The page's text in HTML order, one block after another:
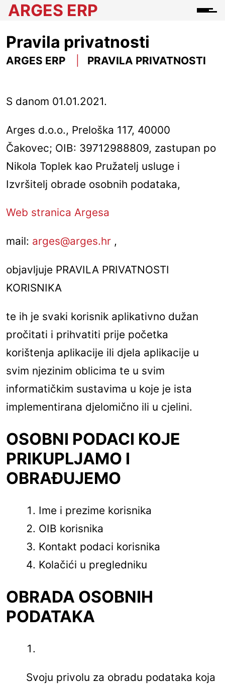
ARGES ERP
Pravila privatnosti
ARGES ERP PRAVILA PRIVATNOSTI
S danom 01.01.2021.
Arges d.o.o., Preloška 117, 40000
Čakovec; OIB: 39712988809, zastupan po
Nikola Toplek kao Pružatelj usluge i
Izvršitelj obrade osobnih podataka,
Web stranica Argesa
mail: arges@arges.hr ,
objavljuje PRAVILA PRIVATNOSTI
KORISNIKA
te ih je svaki korisnik aplikativno dužan
pročitati i prihvatiti prije početka
korištenja aplikacije ili djela aplikacije u
svim njezinim oblicima te u svim
informatičkim sustavima u koje je ista
implementirana djelomično ili u cjelini.
OSOBNI PODACI KOJE
PRIKUPLJAMO I
OBRAĐUJEMO
Ime i prezime korisnika
OIB korisnika
Kontakt podaci korisnika
Kolačići u pregledniku
OBRADA OSOBNIH
PODATAKA
Svoju privolu za obradu podataka koja